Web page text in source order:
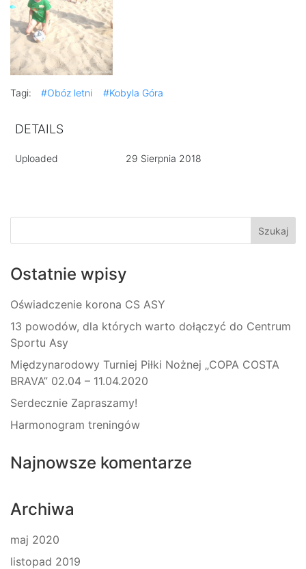
Tagi: #Obóz letni #Kobyla Góra
DETAILS
Uploaded 29 Sierpnia 2018
Ostatnie wpisy
Oświadczenie korona CS ASY
13 powodów, dla których warto dołączyć do Centrum
Sportu Asy
Międzynarodowy Turniej Piłki Nożnej „COPA COSTA
BRAVA” 02.04 – 11.04.2020
Serdecznie Zapraszamy!
Harmonogram treningów
Najnowsze komentarze
Archiwa
maj 2020
listopad 2019